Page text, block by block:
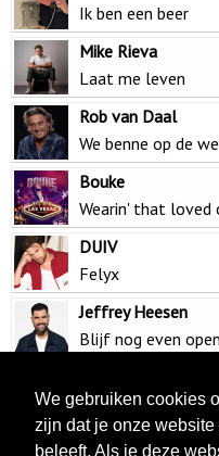
Ik ben een beer
Mike Rieva
Laat me leven
Rob van Daal
We benne op de
Bouke
Wearin' that loved
DUIV
Felyx
Jeffrey Heesen
Blijf nog even open
Dans je de hele
John West &
We gebruiken cookies
zijn dat je onze
beleeft. Als je deze